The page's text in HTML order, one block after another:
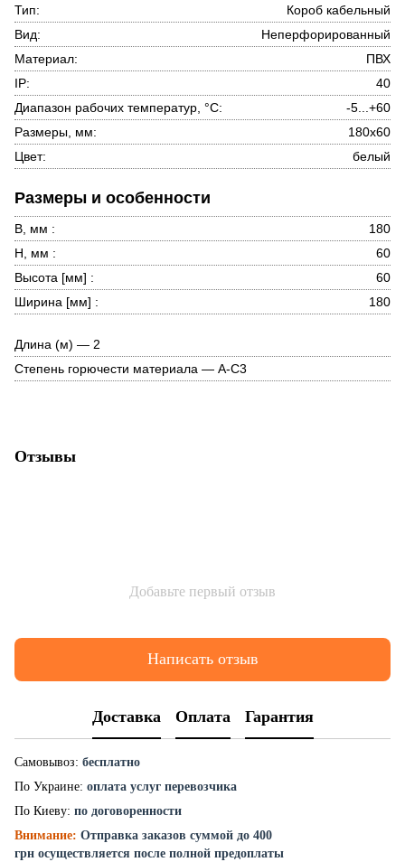
Тип:
Короб кабельный
Вид:
Неперфорированный
Материал:
ПВХ
IP:
40
Диапазон рабочих температур, °С:
-5...+60
Размеры, мм:
180x60
Цвет:
белый
Размеры и особенности
B, мм :
180
H, мм :
60
Высота [мм] :
60
Ширина [мм] :
180
Длина (м) — 2
Степень горючести материала — A-C3
Отзывы
Добавьте первый отзыв
Написать отзыв
Доставка Оплата Гарантия
Самовывоз: бесплатно
По Украине: оплата услуг перевозчика
По Киеву: по договоренности
Внимание: Отправка заказов суммой до 400
грн осуществляется после полной предоплаты